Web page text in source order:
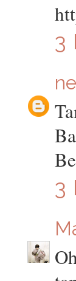
3
3